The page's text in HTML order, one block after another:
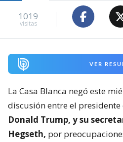
1019
visitas
VER
La Casa Blanca negó este
discusión entre el presidente
Donald Trump, y su
Hegseth, por